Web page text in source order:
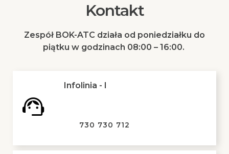
Kontakt
Zespół BOK-ATC działa od poniedziałku do
piątku w godzinach 08:00 – 16:00.
Infolinia - I
730 730 712